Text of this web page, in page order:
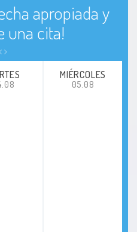
apropiada y
una cita!
MIÉRCOLES
05.08